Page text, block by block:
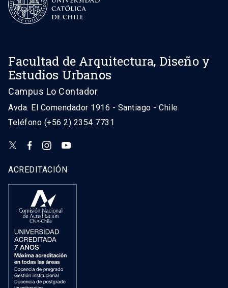
Facultad de Arquitectura, Diseño y
Estudios Urbanos
Campus Lo Contador
Avda. El Comendador 1916 - Santiago - Chile
Teléfono (+56 2) 2354 7731
ACREDITACIÓN